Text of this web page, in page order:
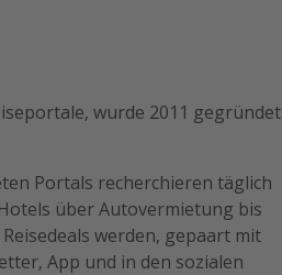
wurde 2011 gegründet
Portals recherchieren täglich
über Autovermietung bis
werden, gepaart mit
App und in den sozialen